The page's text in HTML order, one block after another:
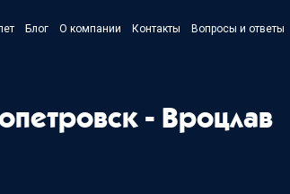
Блог О компании Контакты Вопросы и ответы
- Вроцлав